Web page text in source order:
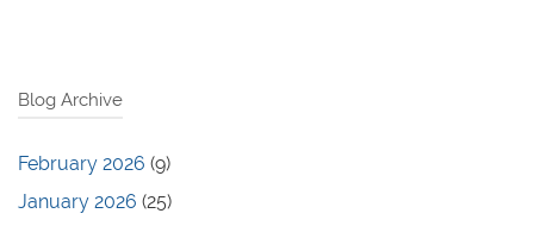
Blog Archive
February 2026 (9)
January 2026 (25)